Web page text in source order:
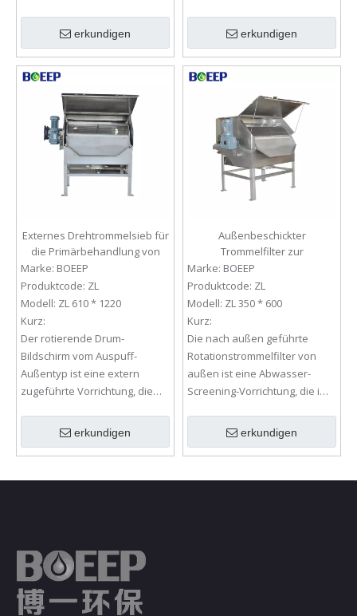
erkundigen erkundigen
Externes Drehtrommelsieb für
die Primärbehandlung von
Abwassersiebung
Marke: BOEEP
Produktcode: ZL
Modell: ZL 610 * 1220
Kurz:
Der rotierende Drum-
Bildschirm vom Auspuff-
Außentyp ist eine extern
zugeführte Vorrichtung, die
Abwasser-Screenings
verwendet wird.
erkundigen
Außenbeschickter
Trommelfilter zur
Abwasservorbehandlung
Marke: BOEEP
Produktcode: ZL
Modell: ZL 350 * 600
Kurz:
Die nach außen geführte
Rotationstrommelfilter von
außen ist eine Abwasser-
Screening-Vorrichtung, die im
verwendet wird.erkundigen